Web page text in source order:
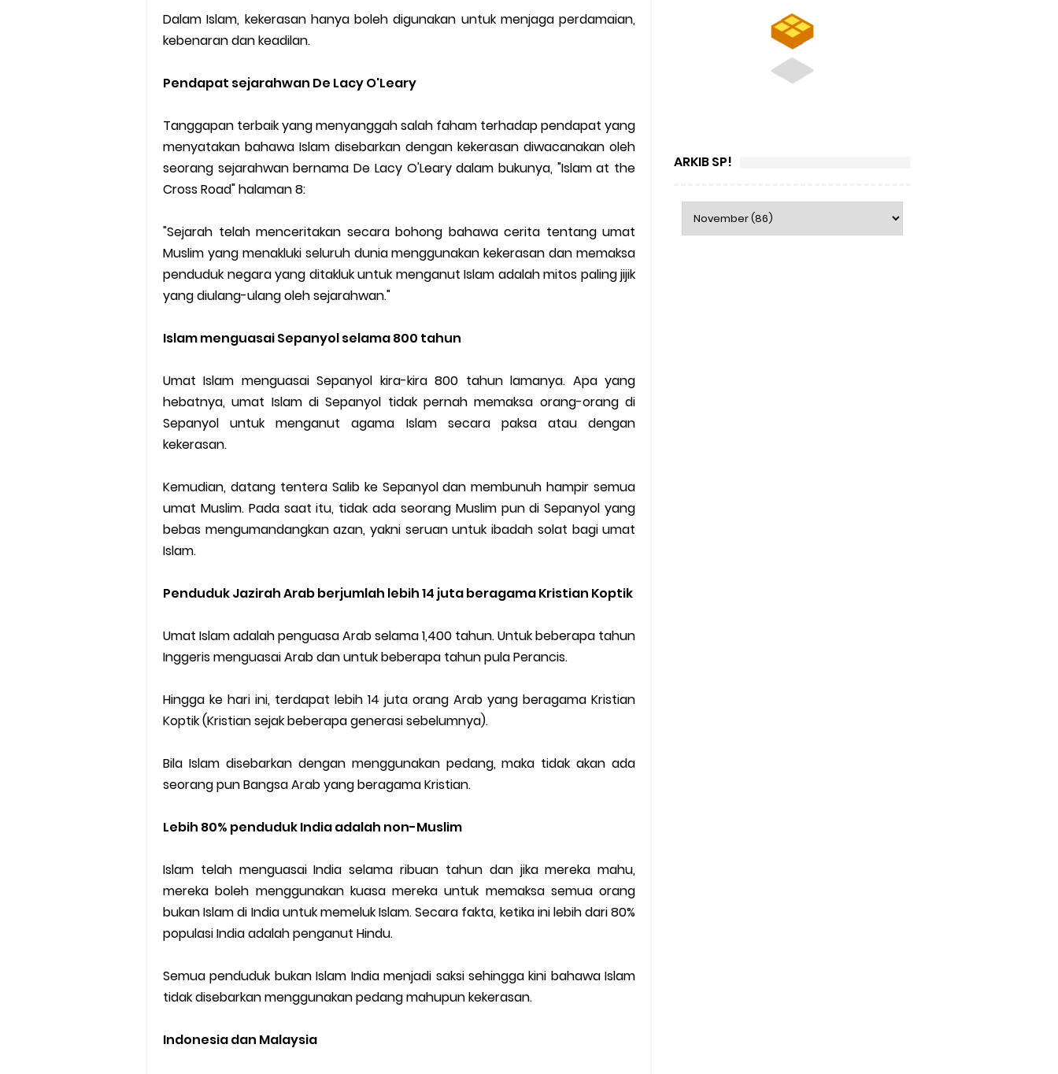
Dalam Islam, kekerasan hanya boleh digunakan untuk menjaga perdamaian,
kebenaran dan keadilan.
Pendapat sejarahwan De Lacy O'Leary
Tanggapan terbaik yang menyanggah salah faham terhadap pendapat yang
menyatakan bahawa Islam disebarkan dengan kekerasan diwacanakan oleh
seorang sejarahwan bernama De Lacy O'Leary dalam bukunya, "Islam at the
Cross Road" halaman 8:
"Sejarah telah menceritakan secara bohong bahawa cerita tentang umat
Muslim yang menakluki seluruh dunia menggunakan kekerasan dan memaksa
penduduk negara yang ditakluk untuk menganut Islam adalah mitos paling jijik
yang diulang-ulang oleh sejarahwan."
Islam menguasai Sepanyol selama 800 tahun
Umat Islam menguasai Sepanyol kira-kira 800 tahun lamanya. Apa yang
hebatnya, umat Islam di Sepanyol tidak pernah memaksa orang-orang di
Sepanyol untuk menganut agama Islam secara paksa atau dengan
kekerasan.
Kemudian, datang tentera Salib ke Sepanyol dan membunuh hampir semua
umat Muslim. Pada saat itu, tidak ada seorang Muslim pun di Sepanyol yang
bebas mengumandangkan azan, yakni seruan untuk ibadah solat bagi umat
Islam.
Penduduk Jazirah Arab berjumlah lebih 14 juta beragama Kristian Koptik
Umat Islam adalah penguasa Arab selama 1,400 tahun. Untuk beberapa tahun
Inggeris menguasai Arab dan untuk beberapa tahun pula Perancis.
Hingga ke hari ini, terdapat lebih 14 juta orang Arab yang beragama Kristian
Koptik (Kristian sejak beberapa generasi sebelumnya).
Bila Islam disebarkan dengan menggunakan pedang, maka tidak akan ada
seorang pun Bangsa Arab yang beragama Kristian.
Lebih 80% penduduk India adalah non-Muslim
Islam telah menguasai India selama ribuan tahun dan jika mereka mahu,
mereka boleh menggunakan kuasa mereka untuk memaksa semua orang
bukan Islam di India untuk memeluk Islam. Secara fakta, ketika ini lebih dari 80%
populasi India adalah penganut Hindu.
Semua penduduk bukan Islam India menjadi saksi sehingga kini bahawa Islam
tidak disebarkan menggunakan pedang mahupun kekerasan.
Indonesia dan Malaysia
ARKIB SP!